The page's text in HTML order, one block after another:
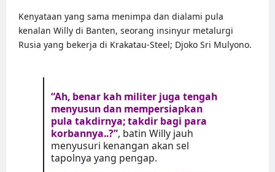
Kenyataan yang sama menimpa dan dialami pula
kenalan Willy di Banten, seorang insinyur metalurgi
Rusia yang bekerja di Krakatau-Steel; Djoko Sri Mulyono.
“Ah, benar kah militer juga tengah
menyusun dan mempersiapkan
pula takdirnya; takdir bagi para
korbannya..?”, batin Willy jauh
menyusuri kenangan akan sel
tapolnya yang pengap.